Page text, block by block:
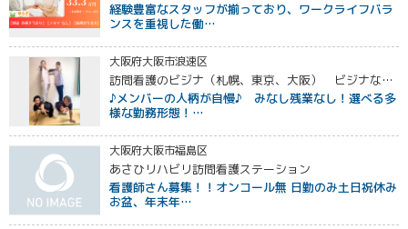
経験豊富なスタッフが揃っており、ワークライフバラ
ンスを重視した働…
大阪府大阪市浪速区
訪問看護のビジナ（札幌、東京、大阪） ビジナなんば訪問看護ステーション 予定 :福岡/京都/名古屋
♪メンバーの人柄が自慢♪ みなし残業なし！選べる多
様な勤務形態！…
大阪府大阪市福島区
あさひリハビリ訪問看護ステーション
看護師さん募集！！オンコール無 日勤のみ土日祝休み
お盆、年末年…